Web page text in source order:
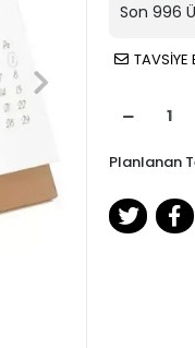
Son 996
TAVSİYE
Planlanan